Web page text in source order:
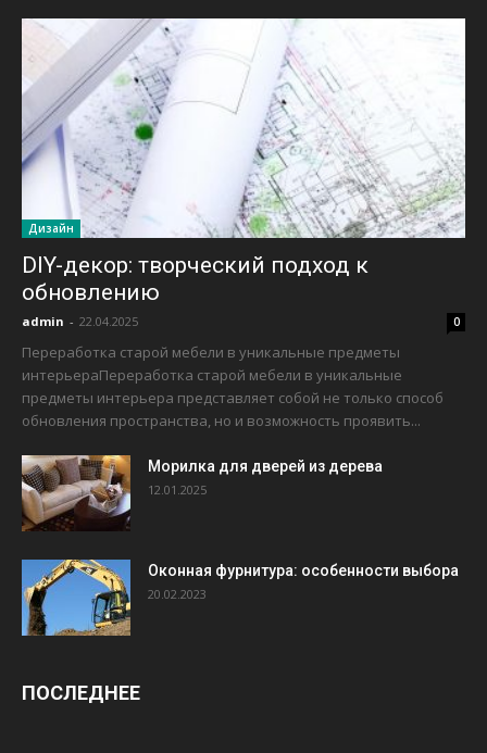
Дизайн
DIY-декор: творческий подход к
обновлению
admin - 22.04.2025 0
Переработка старой мебели в уникальные предметы
интерьераПереработка старой мебели в уникальные
предметы интерьера представляет собой не только способ
обновления пространства, но и возможность проявить...
Морилка для дверей из дерева
12.01.2025
Оконная фурнитура: особенности выбора
20.02.2023
ПОСЛЕДНЕЕ